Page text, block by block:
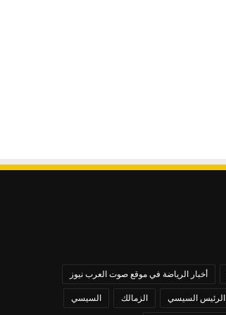
أخبار الرياضة في موقع صوت العرب نيوز
الرئيس السيسي الزمالك السيسي